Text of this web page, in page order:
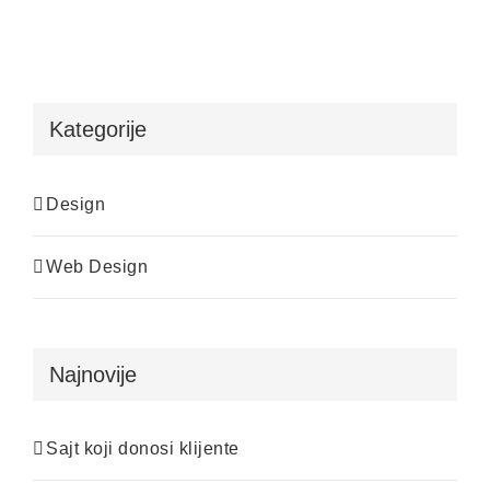
Kategorije
Design
Web Design
Najnovije
Sajt koji donosi klijente